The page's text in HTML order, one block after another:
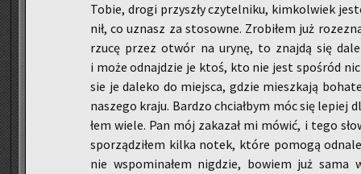
Tobie, drogi przy­szły czy­tel­ni­ku, kim­kol­wiek
nił, co uznasz za sto­sow­ne. Zro­bi­łem już
rzu­cę przez otwór na urynę, to znaj­dą się
i może od­naj­dzie je ktoś, kto nie jest spo­śród
sie je da­le­ko do miej­sca, gdzie miesz­ka­ją
na­sze­go kraju. Bar­dzo chciał­bym móc się le­piej
łem wiele. Pan mój za­ka­zał mi mówić, i tego
spo­rzą­dzi­łem kilka notek, które po­mo­gą
nie wspo­mi­na­łem ni­g­dzie, bo­wiem już sama